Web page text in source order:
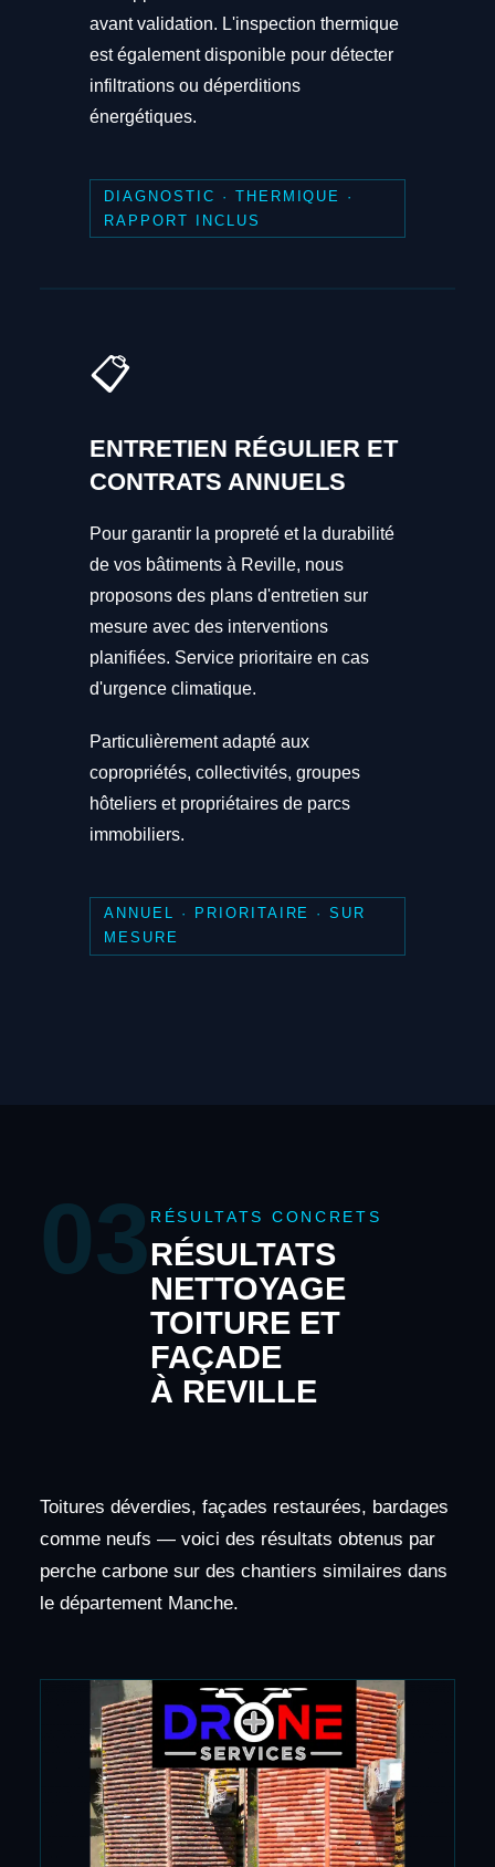
avant validation. L'inspection thermique
est également disponible pour détecter
infiltrations ou déperditions
énergétiques.
DIAGNOSTIC · THERMIQUE ·
RAPPORT INCLUS
📋
ENTRETIEN RÉGULIER ET
CONTRATS ANNUELS
Pour garantir la propreté et la durabilité
de vos bâtiments à Reville, nous
proposons des plans d'entretien sur
mesure avec des interventions
planifiées. Service prioritaire en cas
d'urgence climatique.
Particulièrement adapté aux
copropriétés, collectivités, groupes
hôteliers et propriétaires de parcs
immobiliers.
ANNUEL · PRIORITAIRE · SUR
MESURE
03 RÉSULTATS CONCRETS
RÉSULTATS
NETTOYAGE
TOITURE ET
FAÇADE
À REVILLE
Toitures déverdies, façades restaurées, bardages
comme neufs — voici des résultats obtenus par
perche carbone sur des chantiers similaires dans
le département Manche.